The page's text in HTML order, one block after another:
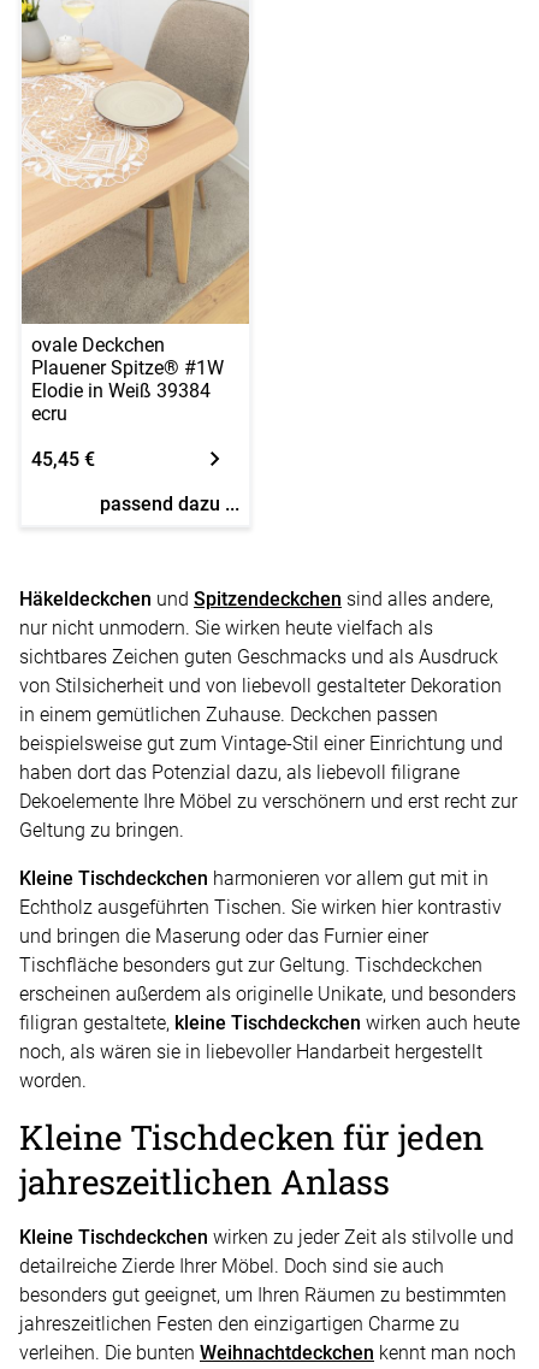
ovale Deckchen
Plauener Spitze® #1W
Elodie in Weiß 39384
ecru
45,45 €
passend dazu ...
Häkeldeckchen und Spitzendeckchen sind alles andere,
nur nicht unmodern. Sie wirken heute vielfach als
sichtbares Zeichen guten Geschmacks und als Ausdruck
von Stilsicherheit und von liebevoll gestalteter Dekoration
in einem gemütlichen Zuhause. Deckchen passen
beispielsweise gut zum Vintage-Stil einer Einrichtung und
haben dort das Potenzial dazu, als liebevoll filigrane
Dekoelemente Ihre Möbel zu verschönern und erst recht zur
Geltung zu bringen.
Kleine Tischdeckchen harmonieren vor allem gut mit in
Echtholz ausgeführten Tischen. Sie wirken hier kontrastiv
und bringen die Maserung oder das Furnier einer
Tischfläche besonders gut zur Geltung. Tischdeckchen
erscheinen außerdem als originelle Unikate, und besonders
filigran gestaltete, kleine Tischdeckchen wirken auch heute
noch, als wären sie in liebevoller Handarbeit hergestellt
worden.
Kleine Tischdecken für jeden
jahreszeitlichen Anlass
Kleine Tischdeckchen wirken zu jeder Zeit als stilvolle und
detailreiche Zierde Ihrer Möbel. Doch sind sie auch
besonders gut geeignet, um Ihren Räumen zu bestimmten
jahreszeitlichen Festen den einzigartigen Charme zu
verleihen. Die bunten Weihnachtdeckchen kennt man noch